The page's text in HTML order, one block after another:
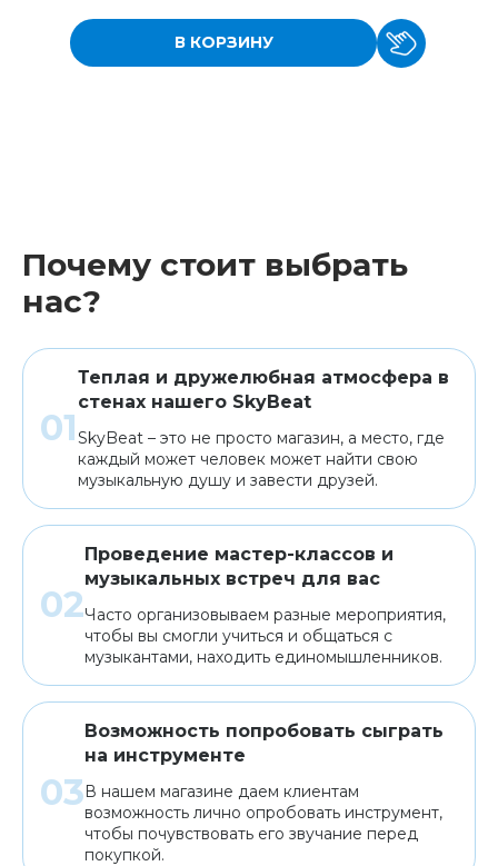
В КОРЗИНУ
Почему стоит выбрать
нас?
Теплая и дружелюбная атмосфера в
стенах нашего SkyBeat
SkyBeat – это не просто магазин, а место, где
каждый может человек может найти свою
музыкальную душу и завести друзей.
Проведение мастер-классов и
музыкальных встреч для вас
Часто организовываем разные мероприятия,
чтобы вы смогли учиться и общаться с
музыкантами, находить единомышленников.
Возможность попробовать сыграть
на инструменте
В нашем магазине даем клиентам
возможность лично опробовать инструмент,
чтобы почувствовать его звучание перед
покупкой.